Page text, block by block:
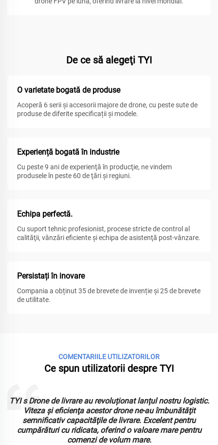
De ce să alegeţi TYI
O varietate bogată de produse
Acoperă 6 serii și accesorii majore de drone, cu peste sute de
produse de diferite specificații și modele.
Experiență bogată în industrie
Cu peste 9 ani de experienţă în producţie, ne vindem
produsele în peste 60 de ţări şi regiuni.
Echipa perfectă.
Cu suport tehnic profesionist, procese stricte de control al
calităţii, vânzări eficiente şi echipa de asistenţă post-vânzare.
Persistați în inovare
Compania a obținut 35 de brevete de invenție și 25 de brevete
de utilitate.
COMENTARIILE UTILIZATORILOR
Ce spun utilizatorii despre TYI
TYI s Drone de livrare au revoluționat lanțul nostru logistic.
Viteza şi eficienţa acestor drone ne-au îmbunătăţit
semnificativ capacităţile de livrare. Excelent pentru
cumpărături cu ridicata, oferind o valoare mare pentru
comenzi de volum mare.